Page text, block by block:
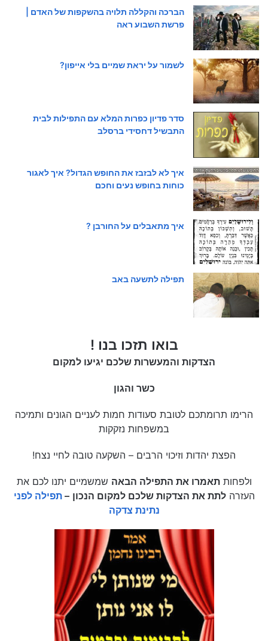
הברכה והקללה תלויה בהשקפות של האדם |
פרשת השבוע ראה
לשמור על יראת שמיים בלי אייפון?
סדר פדיון כפרות המלא עם התפילות לבית
התבשיל דחסידי ברסלב
איך לא לבזבז את החופש הגדול? איך לאגור
כוחות בחופש נעים וחכם
איך מתאבלים על החורבן ?
תפילה לתשעה באב
בואו תזכו בנו !
הצדקות והמעשרות שלכם יגיעו למקום
כשר והגון
הרימו תרומתכם לטובת סעודות חמות לעניים הגונים ותמיכה
במשפחות נזקקות
הפצת יהדות וזיכוי הרבים – השקעה טובה לחיי נצח!
ולפחותתאמרו את התפילה הבאה שמשמיים יתנו לכם את
העזרהלתת את הצדקות שלכם למקום הנכון –תפילה לפני
נתינת צדקה